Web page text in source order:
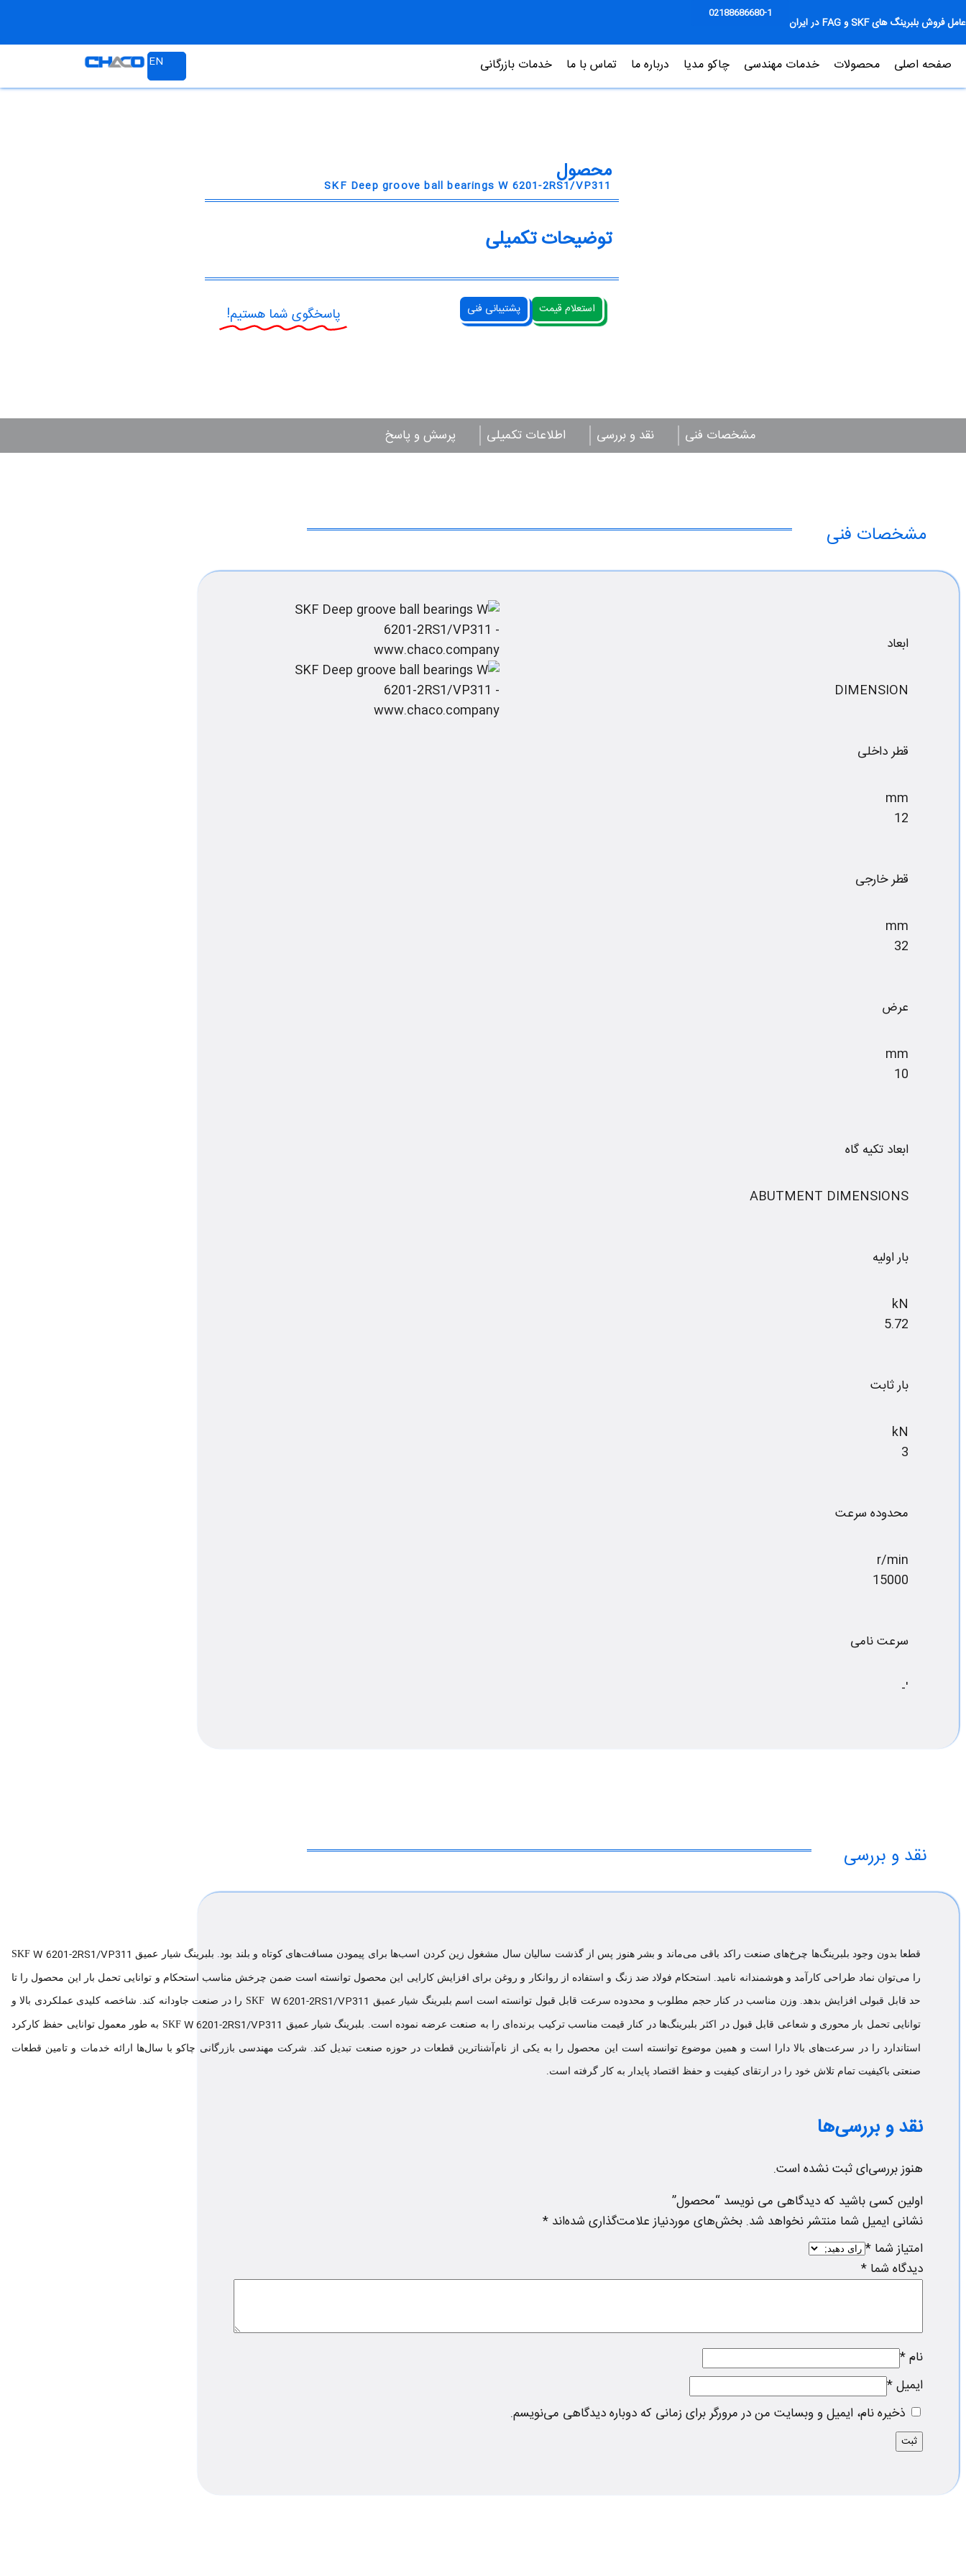
عامل فروش بلبرینگ های SKF و FAG در ایران
02188686680-1
صفحه اصلی محصولات خدمات مهندسی چاکو مدیا درباره ما تماس با ما خدمات بازرگانی EN
محصول
SKF Deep groove ball bearings W 6201-2RS1/VP311
توضیحات تکمیلی
استعلام قیمت پشتیبانی فنی پاسخگوی شما هستیم!
مشخصات فنی نقد و بررسی اطلاعات تکمیلی پرسش و پاسخ
مشخصات فنی
ابعاد
DIMENSION
قطر داخلی
mm
12
قطر خارجی
mm
32
عرض
mm
10
ابعاد تکیه گاه
ABUTMENT DIMENSIONS
بار اولیه
kN
5.72
بار ثابت
kN
3
محدوده سرعت
r/min
15000
سرعت نامی
'-
نقد و بررسی
قطعا بدون وجود بلبرینگ‌ها چرخ‌های صنعت راکد باقی می‌ماند و بشر هنوز پس از گذشت سالیان سال مشغول زین کردن اسب‌ها برای پیمودن مسافت‌های کوتاه و بلند بود. بلبرینگ شیار عمیق SKF W 6201-2RS1/VP311
را می‌توان نماد طراحی کارآمد و هوشمندانه نامید. استحکام فولاد ضد زنگ و استفاده از روانکار و روغن برای افزایش کارایی این محصول توانسته است ضمن چرخش مناسب استحکام و توانایی تحمل بار این محصول را تا
حد قابل قبولی افزایش بدهد. وزن مناسب در کنار حجم مطلوب و محدوده سرعت قابل قبول توانسته است اسم بلبرینگ شیار عمیق SKF W 6201-2RS1/VP311 را در صنعت جاودانه کند. شاخصه کلیدی عملکردی بالا و
توانایی تحمل بار محوری و شعاعی قابل قبول در اکثر بلبرینگ‌ها در کنار قیمت مناسب ترکیب برنده‌ای را به صنعت عرضه نموده است. بلبرینگ شیار عمیق SKF W 6201-2RS1/VP311 به طور معمول توانایی حفظ کارکرد
استاندارد را در سرعت‌های بالا دارا است و همین موضوع توانسته است این محصول را به یکی از نام‌آشناترین قطعات در حوزه صنعت تبدیل کند. شرکت مهندسی بازرگانی چاکو با سال‌ها ارائه خدمات و تامین قطعات
صنعتی باکیفیت تمام تلاش خود را در ارتقای کیفیت و حفظ اقتصاد پایدار به کار گرفته است.
نقد و بررسی‌ها
هنوز بررسی‌ای ثبت نشده است.
اولین کسی باشید که دیدگاهی می نویسد “محصول”
نشانی ایمیل شما منتشر نخواهد شد. بخش‌های موردنیاز علامت‌گذاری شده‌اند *
امتیاز شما *
دیدگاه شما *
نام*
ایمیل*
ذخیره نام، ایمیل و وبسایت من در مرورگر برای زمانی که دوباره دیدگاهی می‌نویسم.